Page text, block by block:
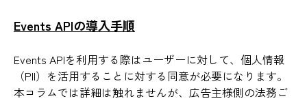
Events APIの導入手順
Events APIを利用する際はユーザーに対して、個人情報
（PII）を活用することに対する同意が必要になります。
本コラムでは詳細は触れませんが、広告主様側の法務ご